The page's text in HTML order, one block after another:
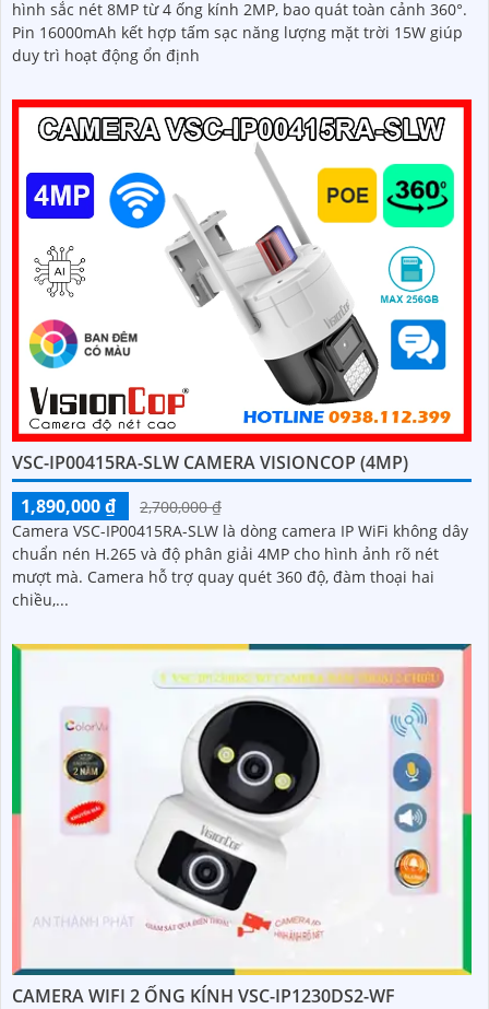
hình sắc nét 8MP từ 4 ống kính 2MP, bao quát toàn cảnh 360°.
Pin 16000mAh kết hợp tấm sạc năng lượng mặt trời 15W giúp
duy trì hoạt động ổn định
VSC-IP00415RA-SLW CAMERA VISIONCOP (4MP)
1,890,000 ₫
2,700,000 ₫
Camera VSC-IP00415RA-SLW là dòng camera IP WiFi không dây
chuẩn nén H.265 và độ phân giải 4MP cho hình ảnh rõ nét
mượt mà. Camera hỗ trợ quay quét 360 độ, đàm thoại hai
chiều,...
CAMERA WIFI 2 ỐNG KÍNH VSC-IP1230DS2-WF